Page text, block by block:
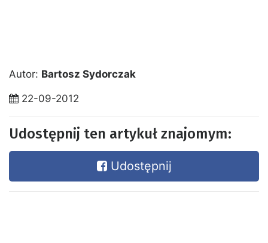
Autor: Bartosz Sydorczak
22-09-2012
Udostępnij ten artykuł znajomym:
Udostępnij